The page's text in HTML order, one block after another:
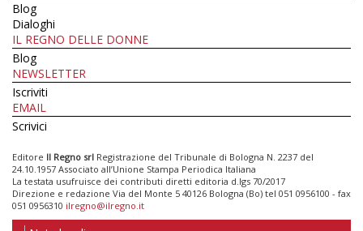
Blog
Dialoghi
IL REGNO DELLE DONNE
Blog
NEWSLETTER
Iscriviti
EMAIL
Scrivici
Editore Il Regno srl Registrazione del Tribunale di Bologna N. 2237 del
24.10.1957 Associato all’Unione Stampa Periodica Italiana
La testata usufruisce dei contributi diretti editoria d.lgs 70/2017
Direzione e redazione Via del Monte 5 40126 Bologna (Bo) tel 051 0956100 - fax
051 0956310 ilregno@ilregno.it